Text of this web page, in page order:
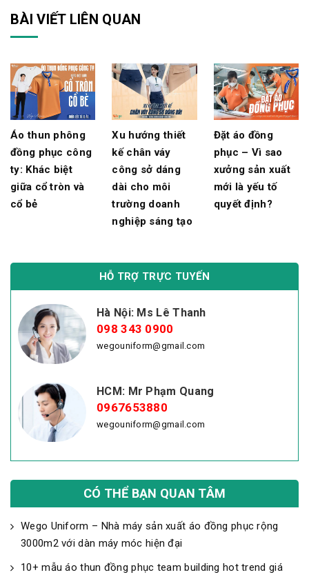
BÀI VIẾT LIÊN QUAN
Áo thun phông
đồng phục công
ty: Khác biệt
giữa cổ tròn và
cổ bẻ
Xu hướng thiết
kế chân váy
công sở dáng
dài cho môi
trường doanh
nghiệp sáng tạo
Đặt áo đồng
phục – Vì sao
xưởng sản xuất
mới là yếu tố
quyết định?
HỖ TRỢ TRỰC TUYẾN
Hà Nội: Ms Lê Thanh
098 343 0900
wegouniform@gmail.com
HCM: Mr Phạm Quang
0967653880
wegouniform@gmail.com
CÓ THỂ BẠN QUAN TÂM
Wego Uniform – Nhà máy sản xuất áo đồng phục rộng
3000m2 với dàn máy móc hiện đại
10+ mẫu áo thun đồng phục team building hot trend giá